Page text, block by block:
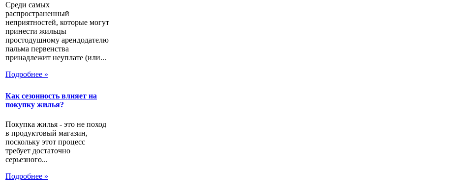
Среди самых
распространенный
неприятностей, которые могут
принести жильцы
простодушному арендодателю
пальма первенства
принадлежит неуплате (или...
Подробнее »
Как сезонность влияет на
покупку жилья?
Покупка жилья - это не поход
в продуктовый магазин,
поскольку этот процесс
требует достаточно
серьезного...
Подробнее »